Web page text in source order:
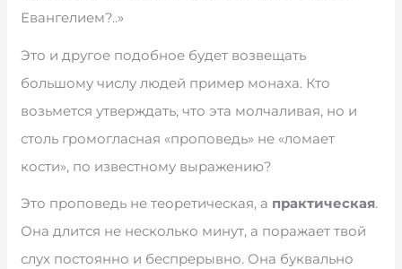
Евангелием?..»
Это и другое подобное будет возвещать
большому числу людей пример монаха. Кто
возьмется утверждать, что эта молчаливая, но и
столь громогласная «проповедь» не «ломает
кости», по известному выражению?
Это проповедь не теоретическая, а практическая.
Она длится не несколько минут, а поражает твой
слух постоянно и беспрерывно. Она буквально